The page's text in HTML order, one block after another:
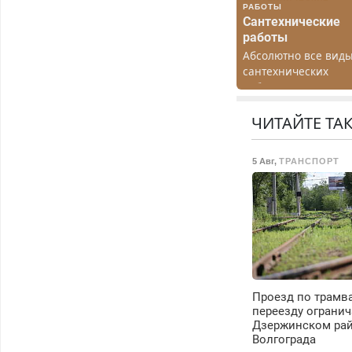
РАБОТЫ
Сантехнические
работы
Абсолютно все виды
сантехнических
работ. Быстро.
Недорого.
ЧИТАЙТЕ
5 Авг,ТРАНСПОРТ
Проезд по
переезду
Дзержинском
Волгограда